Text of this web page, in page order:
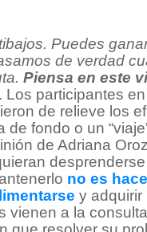
Puedes
de verdad
Piensa en este
Los participantes
de relieve los
fondo o un
de Adriana
no es
y adquirir
vienen a la